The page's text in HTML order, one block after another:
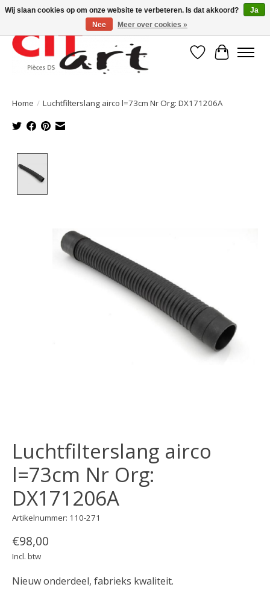
Verlanglijst
Home / Luchtfilterslang airco l=73cm Nr Org: DX171206A
Luchtfilterslang airco
l=73cm Nr Org:
DX171206A
Artikelnummer: 110-271
€98,00
Incl. btw
Nieuw onderdeel, fabrieks kwaliteit.
Wij slaan cookies op om onze website te verbeteren. Is dat akkoord?
Ja
Nee
Meer over cookies »